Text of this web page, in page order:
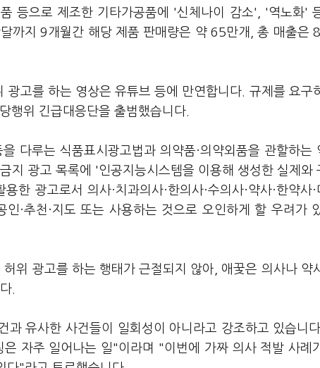
등으로 제조한 기타가공품에 '신체나이 감소', '역노화'
까지 9개월간 해당 제품 판매량은 약 65만개, 총 매출은
고를 하는 영상은 유튜브 등에 만연합니다. 규제를 요구
행위 긴급대응단을 출범했습니다.
다루는 식품표시광고법과 의약품·의약외품을 관할하는
지 광고 목록에 '인공지능시스템을 이용해 생성한 실제와
광고로서 의사·치과의사·한의사·수의사·약사·한약사·
·추천·지도 또는 사용하는 것으로 오인하게 할 우려가
위 광고를 하는 행태가 근절되지 않아, 애꿎은 의사나 약
.
과 유사한 사건들이 일회성이 아니라고 강조하고 있습니
자주 일어나는 일"이라며 "이번에 가짜 의사 적발 사례